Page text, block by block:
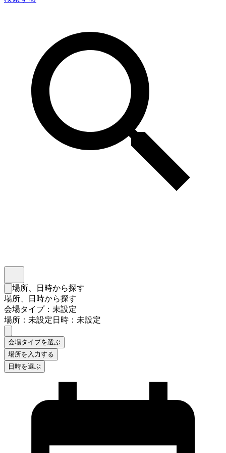
検索フォームを閉じる
場所、日時から探す
場所、日時から探す
会場タイプ：未設定
場所：未設定日時：未設定
会場タイプを選ぶ
場所を入力する
日時を選ぶ